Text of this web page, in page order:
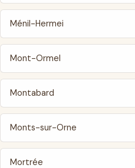
Ménil-Hermei
Mont-Ormel
Montabard
Monts-sur-Orne
Mortrée